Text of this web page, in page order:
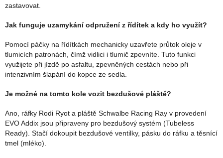
zastavovat.
Jak funguje uzamykání odpružení z řídítek a kdy ho využít?
Pomocí páčky na řídítkách mechanicky uzavřete průtok oleje v
tlumicích patronách, čímž vidlici i tlumič zpevníte. Tuto funkci
využijete při jízdě po asfaltu, zpevněných cestách nebo při
intenzivním šlapání do kopce ze sedla.
Je možné na tomto kole vozit bezdušové pláště?
Ano, ráfky Rodi Ryot a pláště Schwalbe Racing Ray v provedení
EVO Addix jsou připraveny pro bezdušový systém (Tubeless
Ready). Stačí dokoupit bezdušové ventilky, pásku do ráfku a těsnící
tmel (mléko).